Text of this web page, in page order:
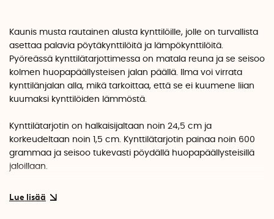
Kaunis musta rautainen alusta kynttilöille, jolle on turvallista
asettaa palavia pöytäkynttilöitä ja lämpökynttilöitä.
Pyöreässä kynttilätarjottimessa on matala reuna ja se seisoo
kolmen huopapäällysteisen jalan päällä. Ilma voi virrata
kynttilänjalan alla, mikä tarkoittaa, että se ei kuumene liian
kuumaksi kynttilöiden lämmöstä.
Kynttilätarjotin on halkaisijaltaan noin 24,5 cm ja
korkeudeltaan noin 1,5 cm. Kynttilätarjotin painaa noin 600
grammaa ja seisoo tukevasti pöydällä huopapäällysteisillä
jaloillaan.
Kynttiläjalustan on suunnitellut